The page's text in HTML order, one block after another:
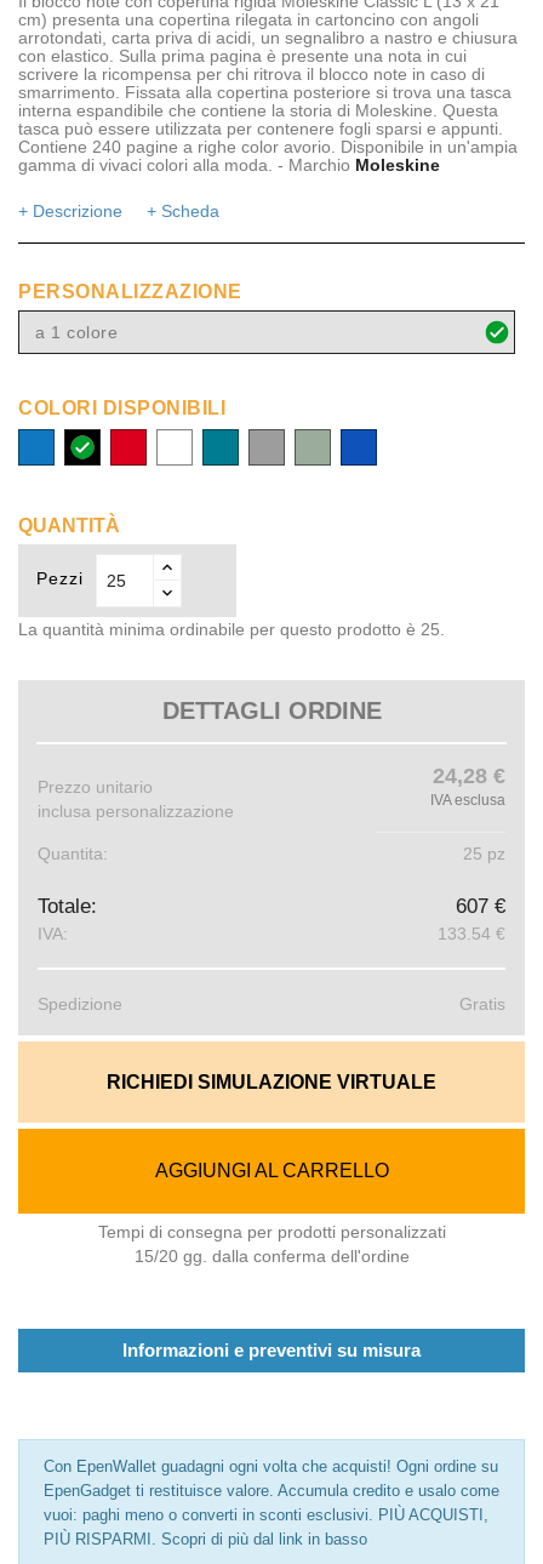
cm) presenta una copertina rilegata in cartoncino con angoli
arrotondati, carta priva di acidi, un segnalibro a nastro e chiusura
con elastico. Sulla prima pagina è presente una nota in cui
scrivere la ricompensa per chi ritrova il blocco note in caso di
smarrimento. Fissata alla copertina posteriore si trova una tasca
interna espandibile che contiene la storia di Moleskine. Questa
tasca può essere utilizzata per contenere fogli sparsi e appunti.
Contiene 240 pagine a righe color avorio. Disponibile in un'ampia
gamma di vivaci colori alla moda. - Marchio Moleskine
+ Descrizione + Scheda
PERSONALIZZAZIONE
a 1 colore
COLORI DISPONIBILI
nero
acqua
bottiglia
QUANTITÀ
Pezzi
La quantità minima ordinabile per questo prodotto è 25.
DETTAGLI ORDINE
Prezzo unitario
inclusa personalizzazione
24,28 €
IVA esclusa
Quantita: 25 pz
Totale: 607 €
IVA: 133.54 €
Spedizione Gratis
RICHIEDI SIMULAZIONE VIRTUALE
AGGIUNGI AL CARRELLO
Tempi di consegna per prodotti personalizzati
15/20 gg. dalla conferma dell'ordine
Informazioni e preventivi su misura
Con EpenWallet guadagni ogni volta che acquisti! Ogni ordine su
EpenGadget ti restituisce valore. Accumula credito e usalo come
vuoi: paghi meno o converti in sconti esclusivi. PIÙ ACQUISTI,
PIÙ RISPARMI. Scopri di più dal link in basso